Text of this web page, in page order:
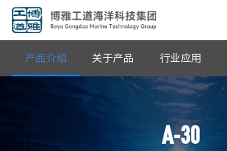
A-30
产品介绍 关于产品 行业应用